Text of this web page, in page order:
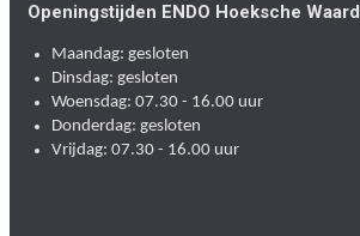
Openingstijden ENDO Hoeksche Waard
Maandag: gesloten
Dinsdag: gesloten
Woensdag: 07.30 - 16.00 uur
Donderdag: gesloten
Vrijdag: 07.30 - 16.00 uur